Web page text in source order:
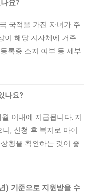
요?
국적을 가진 자녀가 주
이 해당 지자체에 거주
록증 소지 여부 등 세부
나요?
이내에 지급됩니다. 지
, 신청 후 복지로 마이
황을 확인하는 것이 좋
) 기준으로 지원받을 수